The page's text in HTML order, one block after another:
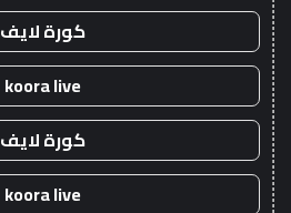
كورة لايف
koora live
كورة لايف
koora live